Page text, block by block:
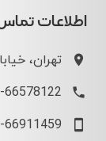
اطلاعات
تهران،
66578122
66911459